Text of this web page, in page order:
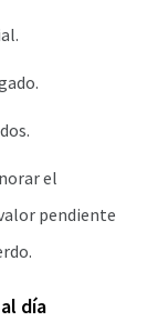
el
pendiente
día